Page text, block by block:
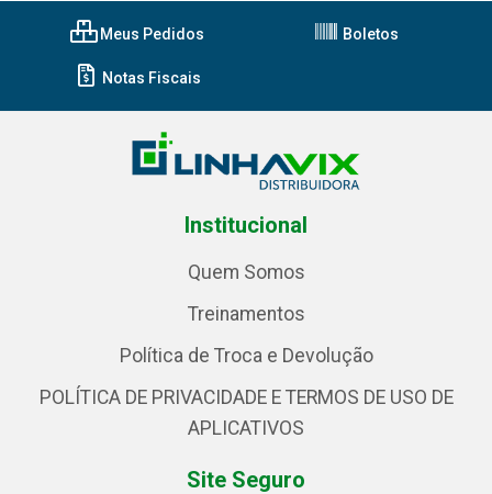
Meus Pedidos Boletos
Notas Fiscais
Institucional
Quem Somos
Treinamentos
Política de Troca e Devolução
POLÍTICA DE PRIVACIDADE E TERMOS DE USO DE
APLICATIVOS
Site Seguro